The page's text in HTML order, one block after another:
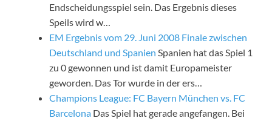
Endscheidungsspiel sein. Das Ergebnis dieses
Speils wird w…
EM Ergebnis vom 29. Juni 2008 Finale zwischen
Deutschland und Spanien Spanien hat das Spiel 1
zu 0 gewonnen und ist damit Europameister
geworden. Das Tor wurde in der ers…
Champions League: FC Bayern München vs. FC
Barcelona Das Spiel hat gerade angefangen. Bei